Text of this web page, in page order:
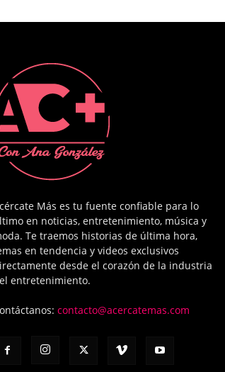
Más es tu fuente confiable para lo
en noticias, entretenimiento, música y
Te traemos historias de última hora,
en tendencia y videos exclusivos
desde el corazón de la industria
entretenimiento.
contacto@acercatemas.com